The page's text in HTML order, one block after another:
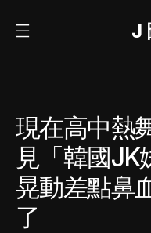
J
現在高中熱
見「韓國JK
晃動差點鼻
了